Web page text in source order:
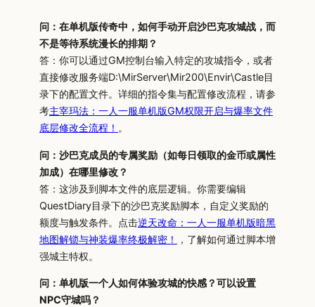
问：在单机版传奇中，如何手动开启沙巴克攻城战，而
不是等待系统漫长的排期？
答：你可以通过GM控制台输入特定的攻城指令，或者
直接修改服务端D:\MirServer\Mir200\Envir\Castle目
录下的配置文件。详细的指令集与配置修改流程，请参
考主宰玛法：一人一服单机版GM权限开启与爆率文件
底层修改全流程！ 。
问：沙巴克成员的专属奖励（如每日领取的金币或属性
加成）在哪里修改？
答：这涉及到脚本文件的底层逻辑。你需要编辑
QuestDiary目录下的沙巴克奖励脚本，自定义奖励的
额度与触发条件。点击逆天改命：一人一服单机版暗黑
地图解锁与神装爆率终极解密！
，了解如何通过脚本增
强城主特权。
问：单机版一个人如何体验攻城的快感？可以设置
NPC守城吗？